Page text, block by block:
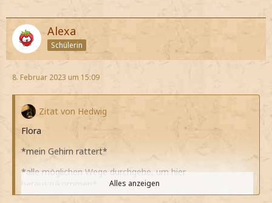
Alexa
Schülerin
8. Februar 2023 um 15:09
Zitat von Hedwig
Flora
*mein Gehirn rattert*
*alle möglichen Wege durchgehe, um hier
Alles anzeigen